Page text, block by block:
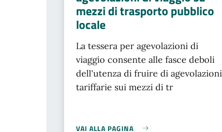
mezzi di trasporto pubblico
locale
La tessera per agevolazioni di
viaggio consente alle fasce deboli
dell'utenza di fruire di agevolazioni
tariffarie sui mezzi di tr
VAI ALLA PAGINA